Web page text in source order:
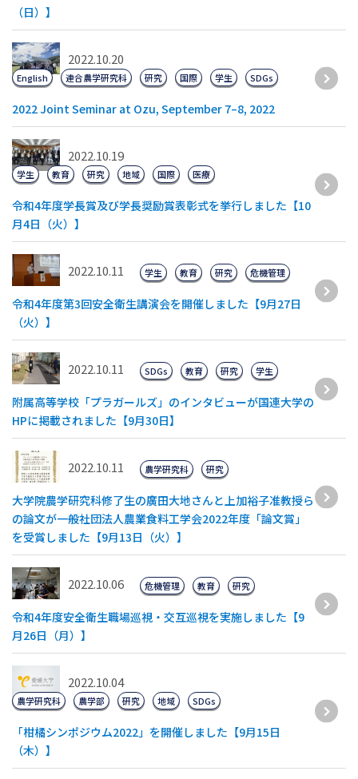
（日）】
2022.10.20
2022 Joint Seminar at Ozu, September 7–8, 2022
English 連合農学研究科 研究 国際 学生 SDGs
2022.10.19
令和4年度学長賞及び学長奨励賞表彰式を挙行しました【10
月4日（火）】
学生 教育 研究 地域 国際 医療
2022.10.11
令和4年度第3回安全衛生講演会を開催しました【9月27日
（火）】
学生 教育 研究 危機管理
2022.10.11
附属高等学校「プラガールズ」のインタビューが国連大学の
HPに掲載されました【9月30日】
SDGs 教育 研究 学生
2022.10.11
大学院農学研究科修了生の廣田大地さんと上加裕子准教授ら
の論文が一般社団法人農業食料工学会2022年度「論文賞」
を受賞しました【9月13日（火）】
農学研究科 研究
2022.10.06
令和4年度安全衛生職場巡視・交互巡視を実施しました【9
月26日（月）】
危機管理 教育 研究
2022.10.04
「柑橘シンポジウム2022」を開催しました【9月15日
（木）】
農学研究科 農学部 研究 地域 SDGs